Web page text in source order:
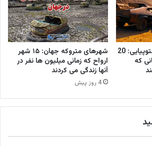
بهترین فیلم های دیستوپیایی: 20
که
شهرهای متروکه جهان: ۱۵ شهر
ارواح که زمانی میلیون ها نفر در
آنها زندگی می کردند
4 روز پیش